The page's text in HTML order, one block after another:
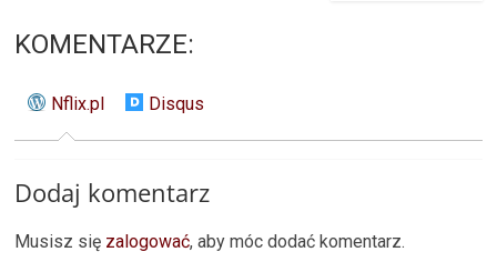
KOMENTARZE:
Nflix.pl Disqus
Dodaj komentarz
Musisz się zalogować, aby móc dodać komentarz.